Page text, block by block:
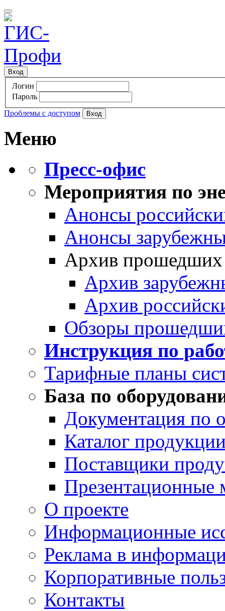
Вход
Логин
Пароль
Проблемы с доступом
Меню
Пресс-офис
Мероприятия по
Анонсы
Анонсы
Архив прошедших
Архив
Архив
Обзоры
Инструкция по
Тарифные планы
База по
Документация по
Каталог
Поставщики
Презентационные
О проекте
Информационные
Реклама в
Корпоративные
Контакты